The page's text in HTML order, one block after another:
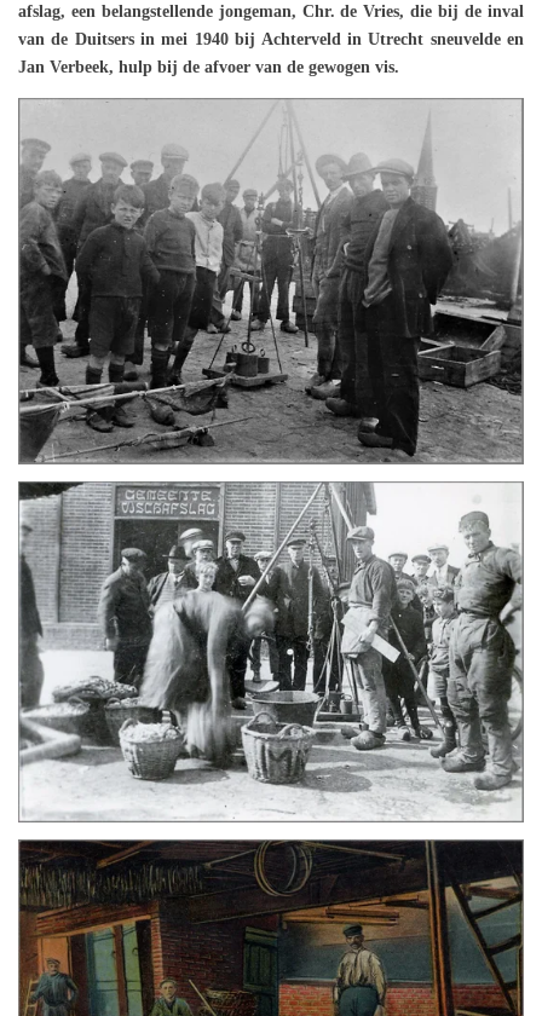
afslag, een belangstellende jongeman, Chr. de Vries, die bij de inval
van de Duitsers in mei 1940 bij Achterveld in Utrecht sneuvelde en
Jan Verbeek, hulp bij de afvoer van de gewogen vis.